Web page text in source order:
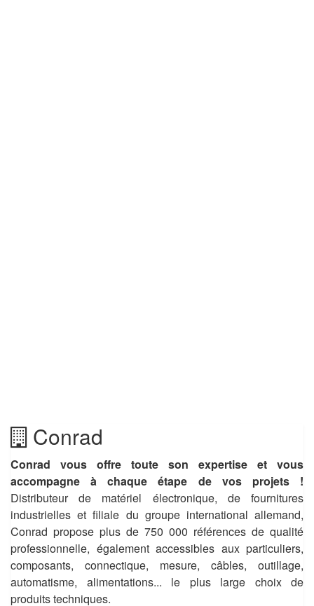
Conrad
Conrad vous offre toute son expertise et vous
accompagne à chaque étape de vos projets !
Distributeur de matériel électronique, de fournitures
industrielles et filiale du groupe international allemand,
Conrad propose plus de 750 000 références de qualité
professionnelle, également accessibles aux particuliers,
composants, connectique, mesure, câbles, outillage,
automatisme, alimentations... le plus large choix de
produits techniques.